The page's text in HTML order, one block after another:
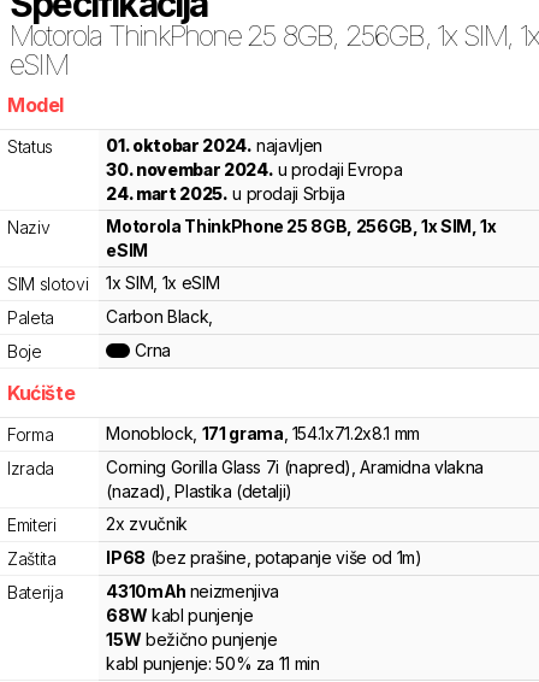
Motorola ThinkPhone 25 8GB, 256GB, 1x SIM, 1x
eSIM
Model
Status 01. oktobar 2024. najavljen
30. novembar 2024. u prodaji Evropa
24. mart 2025. u prodaji Srbija
Naziv
Motorola ThinkPhone 25 8GB, 256GB, 1x SIM, 1x
eSIM
SIM slotovi
1x SIM , 1x eSIM
Paleta
Carbon Black,
Boje
Crna
Kućište
Forma Monoblock 171 grama 154.1x71.2x8.1 mm
Izrada
Corning Gorilla Glass 7i (napred), Aramidna vlakna
(nazad), Plastika (detalji)
Emiteri
2x zvučnik
Zaštita
IP68 (bez prašine, potapanje više od 1m)
Baterija
4310mAh neizmenjiva
68W kabl punjenje
15W bežično punjenje
kabl punjenje:50% za 11 min